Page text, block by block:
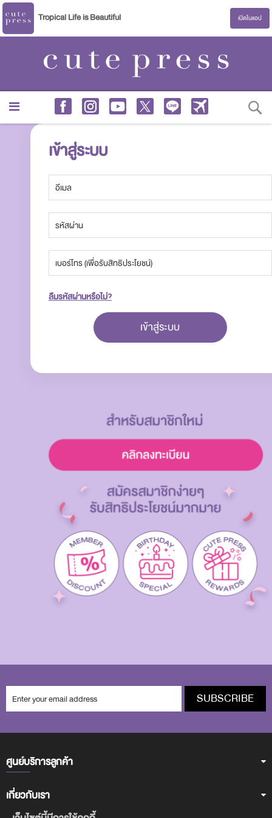
Tropical Life is Beautiful เปิดในแอป
เข้าสู่ระบบ
ลืมรหัสผ่านหรือไม่?
เข้าสู่ระบบ
SUBSCRIBE
ศูนย์บริการลูกค้า
เกี่ยวกับเรา